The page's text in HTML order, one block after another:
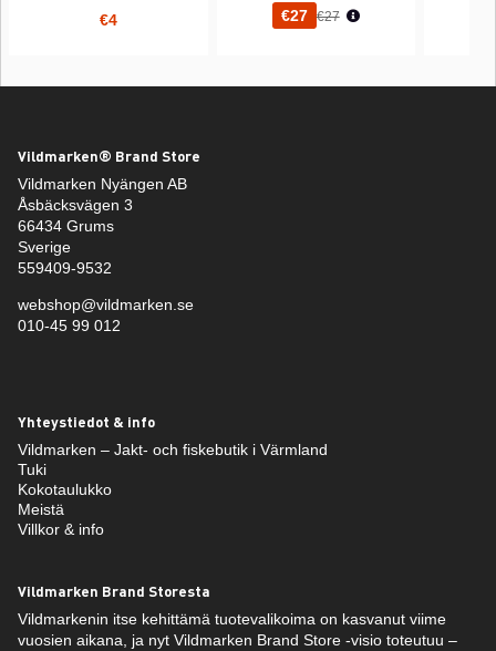
€4 €27 Normaali hinta
€27
Vildmarken® Brand Store
Vildmarken Nyängen AB
Åsbäcksvägen 3
66434 Grums
Sverige
559409-9532
webshop@vildmarken.se
010-45 99 012
Yhteystiedot & info
Vildmarken – Jakt- och fiskebutik i Värmland
Tuki
Kokotaulukko
Meistä
Villkor & info
Vildmarken Brand Storesta
Vildmarkenin itse kehittämä tuotevalikoima on kasvanut viime
vuosien aikana, ja nyt Vildmarken Brand Store -visio toteutuu –